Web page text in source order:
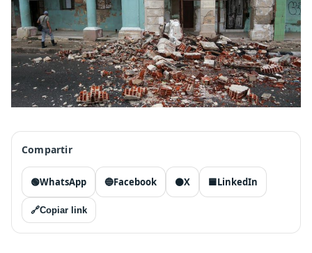
Compartir
🟢WhatsApp 🔵Facebook ⚫X 🟦LinkedIn
🔗Copiar link